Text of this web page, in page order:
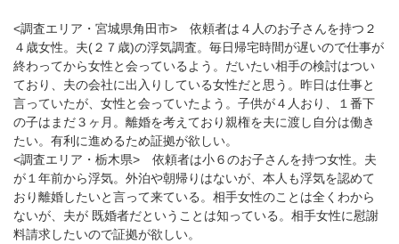
<調査エリア・宮城県角田市> 依頼者は４人のお子さんを持つ２
４歳女性。夫(２７歳)の浮気調査。毎日帰宅時間が遅いので仕事が
終わってから女性と会っているよう。だいたい相手の検討はつい
ており、夫の会社に出入りしている女性だと思う。昨日は仕事と
言っていたが、女性と会っていたよう。子供が４人おり、１番下
の子はまだ３ヶ月。離婚を考えており親権を夫に渡し自分は働き
たい。有利に進めるため証拠が欲しい。
<調査エリア・栃木県> 依頼者は小６のお子さんを持つ女性。夫
が１年前から浮気。外泊や朝帰りはないが、本人も浮気を認めて
おり離婚したいと言って来ている。相手女性のことは全くわから
ないが、夫が 既婚者だということは知っている。相手女性に慰謝
料請求したいので証拠が欲しい。